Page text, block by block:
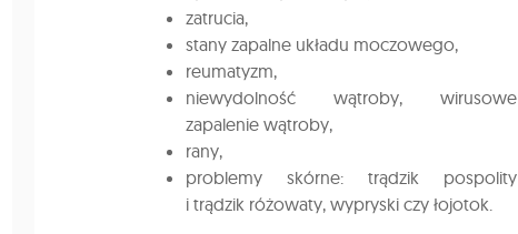
zatrucia,
stany zapalne układu moczowego,
reumatyzm,
niewydolność wątroby, wirusowe
zapalenie wątroby,
rany,
problemy skórne: trądzik pospolity
i trądzik różowaty, wypryski czy łojotok.